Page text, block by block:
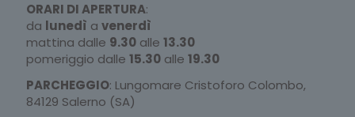
ORARI DI APERTURA:
da lunedì a venerdì
mattina dalle 9.30 alle 13.30
pomeriggio dalle 15.30 alle 19.30
PARCHEGGIO: Lungomare Cristoforo Colombo,
84129 Salerno (SA)